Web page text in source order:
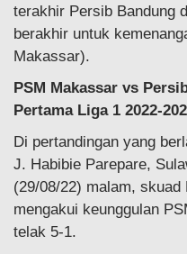
terakhir Persib Bandung
berakhir untuk
Makassar).
PSM Makassar vs
Pertama Liga 1 2022-
Di pertandingan yang
J. Habibie Parepare,
(29/08/22) malam, skuad
mengakui keunggulan
telak 5-1.